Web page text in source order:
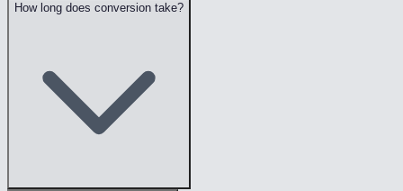
How long does conversion take?